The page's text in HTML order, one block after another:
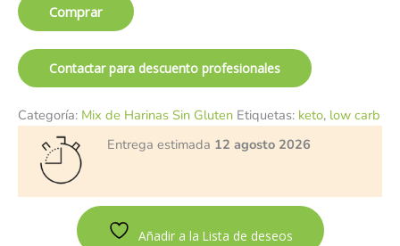
Comprar
Contactar para descuento profesionales
Categoría: Mix de Harinas Sin Gluten Etiquetas: keto, low carb
Entrega estimada 12 agosto 2026
Añadir a la Lista de deseos